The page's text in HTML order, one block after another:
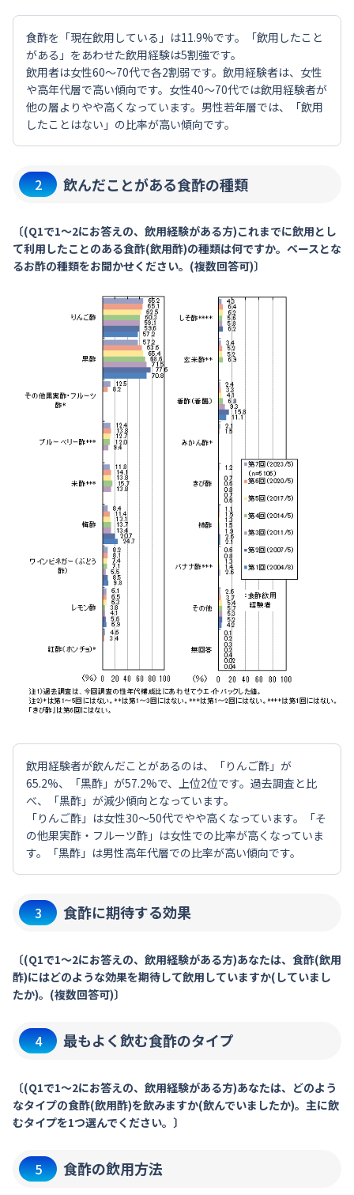
食酢を「現在飲用している」は11.9%です。「飲用したこと
がある」をあわせた飲用経験は5割強です。
飲用者は女性60～70代で各2割弱です。飲用経験者は、女性
や高年代層で高い傾向です。女性40～70代では飲用経験者が
他の層よりやや高くなっています。男性若年層では、「飲用
したことはない」の比率が高い傾向です。
2 飲んだことがある食酢の種類
〔(Q1で1～2にお答えの、飲用経験がある方)これまでに飲用とし
て利用したことのある食酢(飲用酢)の種類は何ですか。ベースとな
るお酢の種類をお聞かせください。(複数回答可)〕
飲用経験者が飲んだことがあるのは、「りんご酢」が
65.2%、「黒酢」が57.2%で、上位2位です。過去調査と比
べ、「黒酢」が減少傾向となっています。
「りんご酢」は女性30～50代でやや高くなっています。「そ
の他果実酢・フルーツ酢」は女性での比率が高くなっていま
す。「黒酢」は男性高年代層での比率が高い傾向です。
3 食酢に期待する効果
〔(Q1で1～2にお答えの、飲用経験がある方)あなたは、食酢(飲用
酢)にはどのような効果を期待して飲用していますか(していまし
たか)。(複数回答可)〕
4 最もよく飲む食酢のタイプ
〔(Q1で1～2にお答えの、飲用経験がある方)あなたは、どのよう
なタイプの食酢(飲用酢)を飲みますか(飲んでいましたか)。主に飲
むタイプを1つ選んでください。〕
5 食酢の飲用方法